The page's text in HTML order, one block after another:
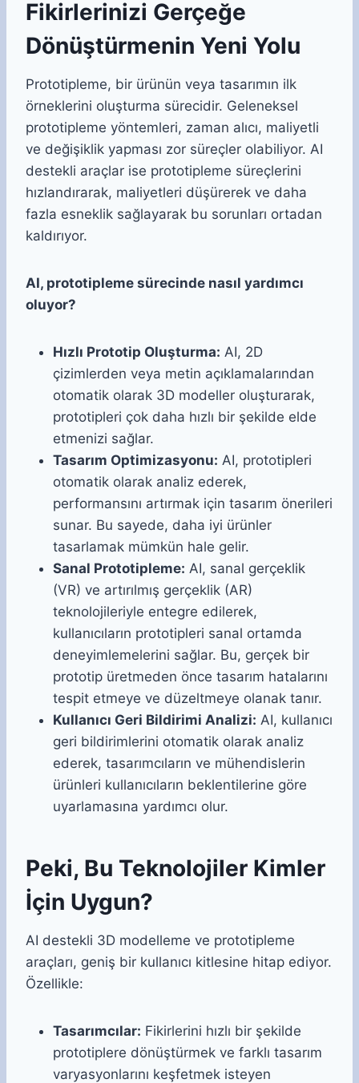
Fikirlerinizi Gerçeğe
Dönüştürmenin Yeni Yolu
Prototipleme, bir ürünün veya tasarımın ilk
örneklerini oluşturma sürecidir. Geleneksel
prototipleme yöntemleri, zaman alıcı, maliyetli
ve değişiklik yapması zor süreçler olabiliyor. AI
destekli araçlar ise prototipleme süreçlerini
hızlandırarak, maliyetleri düşürerek ve daha
fazla esneklik sağlayarak bu sorunları ortadan
kaldırıyor.
AI, prototipleme sürecinde nasıl yardımcı
oluyor?
Hızlı Prototip Oluşturma: AI, 2D
çizimlerden veya metin açıklamalarından
otomatik olarak 3D modeller oluşturarak,
prototipleri çok daha hızlı bir şekilde elde
etmenizi sağlar.
Tasarım Optimizasyonu: AI, prototipleri
otomatik olarak analiz ederek,
performansını artırmak için tasarım önerileri
sunar. Bu sayede, daha iyi ürünler
tasarlamak mümkün hale gelir.
Sanal Prototipleme: AI, sanal gerçeklik
(VR) ve artırılmış gerçeklik (AR)
teknolojileriyle entegre edilerek,
kullanıcıların prototipleri sanal ortamda
deneyimlemelerini sağlar. Bu, gerçek bir
prototip üretmeden önce tasarım hatalarını
tespit etmeye ve düzeltmeye olanak tanır.
Kullanıcı Geri Bildirimi Analizi: AI, kullanıcı
geri bildirimlerini otomatik olarak analiz
ederek, tasarımcıların ve mühendislerin
ürünleri kullanıcıların beklentilerine göre
uyarlamasına yardımcı olur.
Peki, Bu Teknolojiler Kimler
İçin Uygun?
AI destekli 3D modelleme ve prototipleme
araçları, geniş bir kullanıcı kitlesine hitap ediyor.
Özellikle:
Tasarımcılar: Fikirlerini hızlı bir şekilde
prototiplere dönüştürmek ve farklı tasarım
varyasyonlarını keşfetmek isteyen